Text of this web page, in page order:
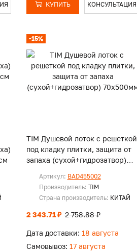
КУПИТЬ КОНСУЛЬТАЦИЯ
-15%
TIM Душевой лоток с решеткой
под кладку плитки, защита от
запаха (сухой+гидрозатвор)
Артикул: BAD455002
Производитель: TIM
Страна производитель: КИТАЙ
2 343.71 ₽ 2 758.88 ₽
Дата доставки: 18 августа
Самовывоз: 17 августа